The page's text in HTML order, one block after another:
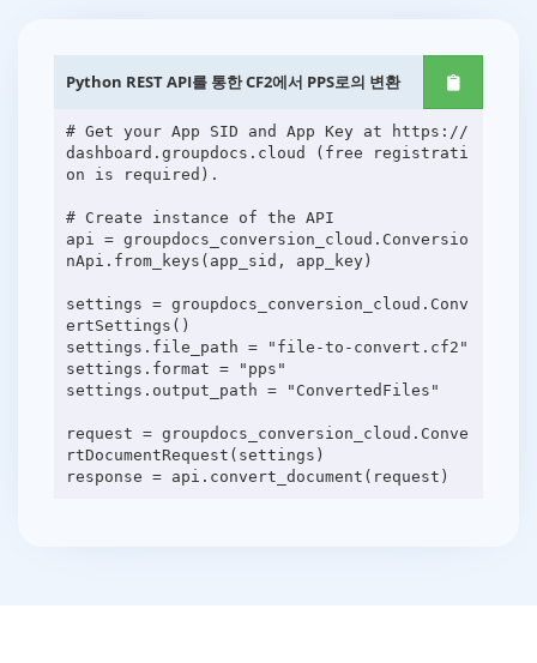
Python REST API를 통한 CF2에서 PPS로의 변환
# Get your App SID and App Key at https://
dashboard.groupdocs.cloud (free registrati
on is required).
# Create instance of the API
api = groupdocs_conversion_cloud.Conversio
nApi.from_keys(app_sid, app_key)
settings = groupdocs_conversion_cloud.Conv
ertSettings()
settings.file_path = "file-to-convert.cf2"
settings.format = "pps"
settings.output_path = "ConvertedFiles"
request = groupdocs_conversion_cloud.Conve
rtDocumentRequest(settings)